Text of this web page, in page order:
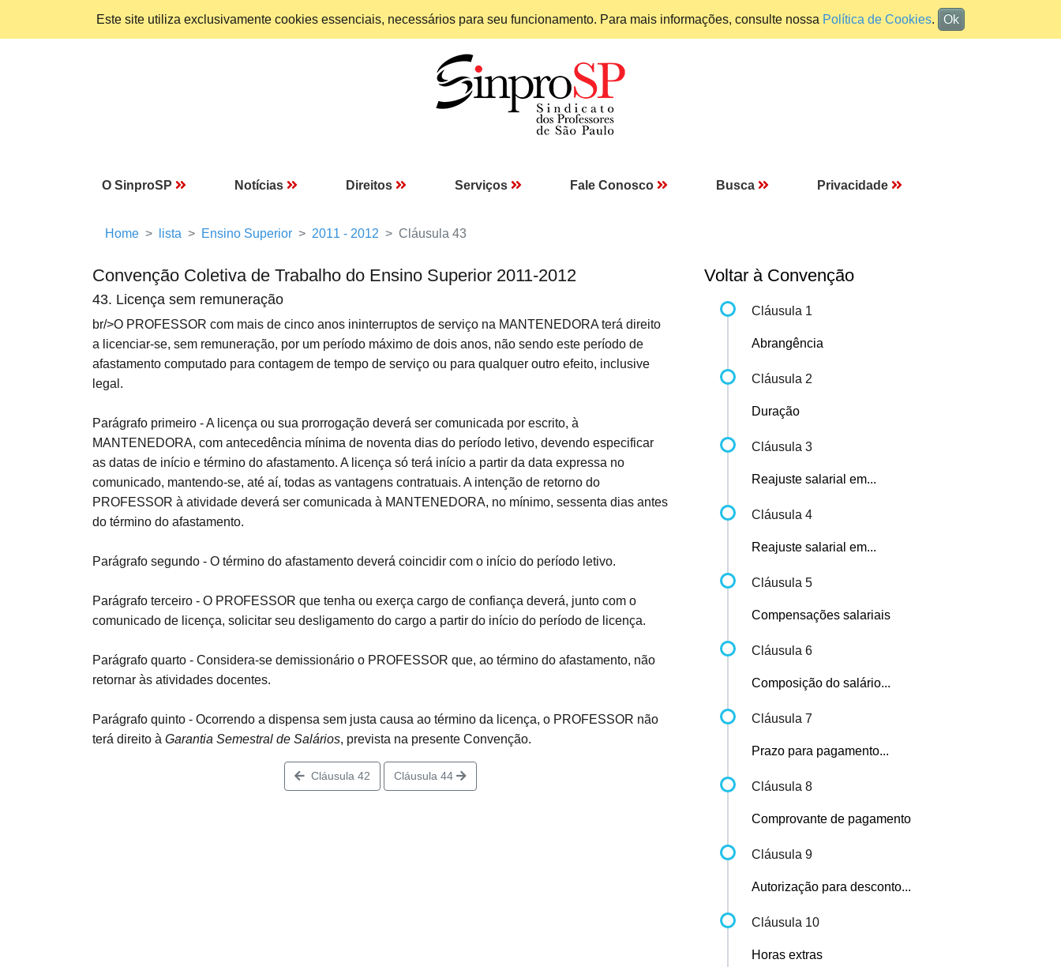
Este site utiliza exclusivamente cookies essenciais, necessários para seu funcionamento. Para mais informações, consulte nossa Política de Cookies. Ok
O SinproSP Notícias Direitos Serviços Fale Conosco Busca Privacidade
Home lista Ensino Superior 2011 - 2012 Cláusula 43
Convenção Coletiva de Trabalho do Ensino Superior 2011-2012
43. Licença sem remuneração
br/>O PROFESSOR com mais de cinco anos ininterruptos de serviço na MANTENEDORA terá direito
a licenciar-se, sem remuneração, por um período máximo de dois anos, não sendo este período de
afastamento computado para contagem de tempo de serviço ou para qualquer outro efeito, inclusive
legal.
Parágrafo primeiro - A licença ou sua prorrogação deverá ser comunicada por escrito, à
MANTENEDORA, com antecedência mínima de noventa dias do período letivo, devendo especificar
as datas de início e término do afastamento. A licença só terá início a partir da data expressa no
comunicado, mantendo-se, até aí, todas as vantagens contratuais. A intenção de retorno do
PROFESSOR à atividade deverá ser comunicada à MANTENEDORA, no mínimo, sessenta dias antes
do término do afastamento.
Parágrafo segundo - O término do afastamento deverá coincidir com o início do período letivo.
Parágrafo terceiro - O PROFESSOR que tenha ou exerça cargo de confiança deverá, junto com o
comunicado de licença, solicitar seu desligamento do cargo a partir do início do período de licença.
Parágrafo quarto - Considera-se demissionário o PROFESSOR que, ao término do afastamento, não
retornar às atividades docentes.
Parágrafo quinto - Ocorrendo a dispensa sem justa causa ao término da licença, o PROFESSOR não
terá direito à Garantia Semestral de Salários, prevista na presente Convenção.
Cláusula 42 Cláusula 44
Voltar à Convenção
Cláusula 1
Abrangência
Cláusula 2
Duração
Cláusula 3
Reajuste salarial em...
Cláusula 4
Reajuste salarial em...
Cláusula 5
Compensações salariais
Cláusula 6
Composição do salário...
Cláusula 7
Prazo para pagamento...
Cláusula 8
Comprovante de pagamento
Cláusula 9
Autorização para desconto...
Cláusula 10
Horas extras